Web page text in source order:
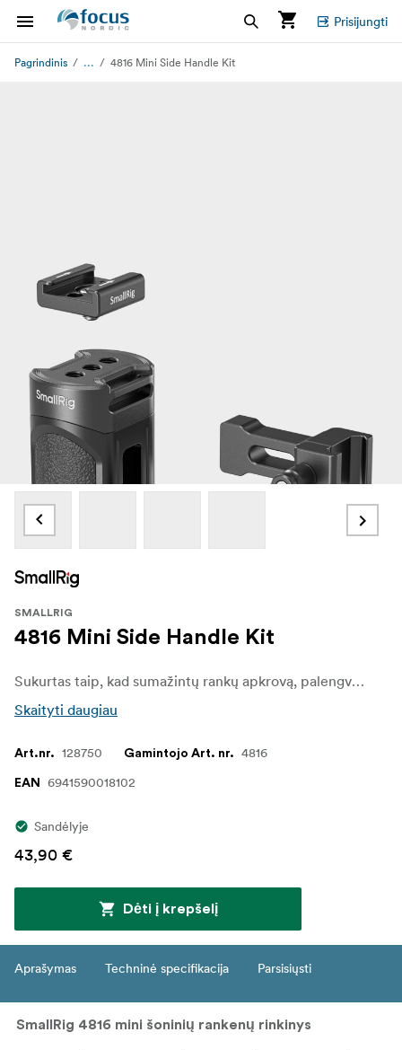
Prisijungti
Pagrindinis ... 4816 Mini Side Handle Kit
SMALLRIG
4816 Mini Side Handle Kit
Sukurtas taip, kad sumažintų rankų apkrovą, palengvintų fotoaparato judėjimą ir suteiktų priedų tvirtinimo taškų. Rinkinį sudaro: viena rankena ir du rankenos adapteriai, vienas šaltasis batas.
Skaityti daugiau
Art.nr. 128750 Gamintojo Art. nr. 4816
EAN 6941590018102
Sandėlyje
43,90 €
Dėti į krepšelį
Aprašymas Techninė specifikacija Parsisiųsti
SmallRig 4816 mini šoninių rankenų rinkinys